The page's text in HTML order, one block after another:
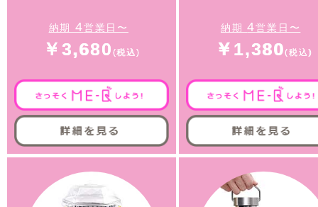
納期 4営業日〜
￥3,680
納期4営業日〜
￥1,380